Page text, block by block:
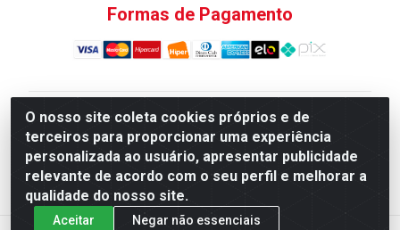
O nosso site coleta cookies próprios e de
terceiros para proporcionar uma experiência
personalizada ao usuário, apresentar publicidade
relevante de acordo com o seu perfil e melhorar a
qualidade do nosso site.
Aceitar Negar não essenciais
Formas de Pagamento
Atacadao da Limpeza F. Pereira Queiroz Comercio e
Distribuicao LTDA - Quadra Qi 10 Lotes 39 e, 41 - Setor
Industrial (Taguatinga), Brasília/DF - CEP 72.135-100 -
CNPJ 13.184.675/0001-80